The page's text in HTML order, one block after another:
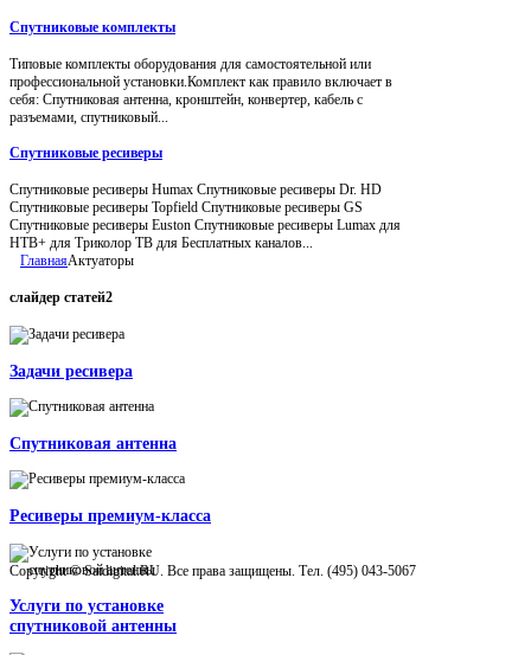
Спутниковые комплекты
Типовые комплекты оборудования для самостоятельной или
профессиональной установки.Комплект как правило включает в
себя: Спутниковая антенна, кронштейн, конвертер, кабель с
разъемами, спутниковый...
Спутниковые ресиверы
Спутниковые ресиверы Humax Спутниковые ресиверы Dr. HD
Спутниковые ресиверы Topfield Спутниковые ресиверы GS
Спутниковые ресиверы Euston Спутниковые ресиверы Lumax для
НТВ+ для Триколор ТВ для Бесплатных каналов...
ГлавнаяАктуаторы
слайдер статей2
Задачи ресивера
Спутниковая антенна
Ресиверы премиум-класса
Услуги по установке
спутниковой антенны
Copyright © Satdigital.RU. Все права защищены. Тел. (495) 043-5067